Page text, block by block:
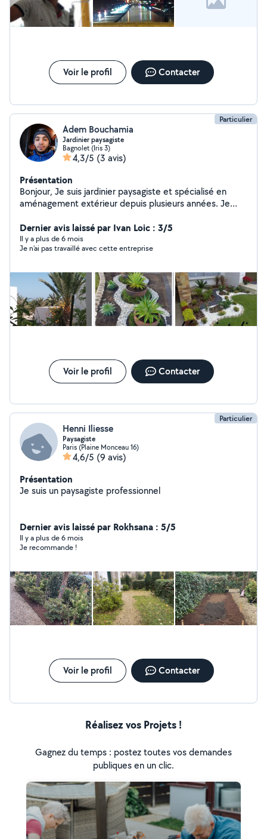
Voir le profil Contacter
Particulier
Adem Bouchamia
Jardinier paysagiste
Bagnolet (Iris 3)
4,3/5 (3 avis)
Présentation
Bonjour, Je suis jardinier paysagiste et spécialisé en
aménagement extérieur depuis plusieurs années. Je
taille, tonte, plantation, désherbage, défrichage soins
apporté au plantes, fertilisation des sols, nettoyage des
terrasse.
Dernier avis laissé par Ivan Loic : 3/5
Il y a plus de 6 mois
Je n’ai pas travaillé avec cette entreprise
Voir le profil Contacter
Particulier
Henni Iliesse
Paysagiste
Paris (Plaine Monceau 16)
4,6/5 (9 avis)
Présentation
Je suis un paysagiste professionnel
Dernier avis laissé par Rokhsana : 5/5
Il y a plus de 6 mois
Je recommande !
Voir le profil Contacter
Réalisez vos Projets !
Gagnez du temps : postez toutes vos demandes
publiques en un clic.